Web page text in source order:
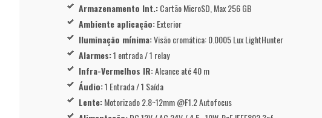
Armazenamento Int.:Cartão MicroSD, Max 256 GB
Ambiente aplicação:Exterior
Iluminação mínima:Visão cromática: 0.0005 Lux LightHunter
Alarmes:1 entrada / 1 relay
Infra-Vermelhos IR:Alcance até 40 m
Áudio:1 Entrada / 1 Saída
Lente:Motorizado 2.8~12mm @F1.2 Autofocus